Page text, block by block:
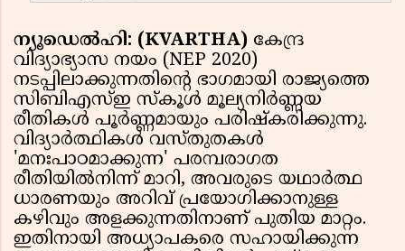
ന്യൂഡെൽഹി: (KVARTHA) കേന്ദ്ര
വിദ്യാഭ്യാസ നയം (NEP 2020)
നടപ്പിലാക്കുന്നതിന്റെ ഭാഗമായി രാജ്യത്തെ
സിബിഎസ്ഇ സ്കൂൾ മൂല്യനിർണ്ണയ
രീതികൾ പൂർണ്ണമായും പരിഷ്കരിക്കുന്നു.
വിദ്യാർത്ഥികൾ വസ്തുതകൾ
'മനഃപാഠമാക്കുന്ന' പരമ്പരാഗത
രീതിയിൽനിന്ന് മാറി, അവരുടെ യഥാർത്ഥ
ധാരണയും അറിവ് പ്രയോഗിക്കാനുള്ള
കഴിവും അളക്കുന്നതിനാണ് പുതിയ മാറ്റം.
ഇതിനായി അധ്യാപകരെ സഹായിക്കുന്ന